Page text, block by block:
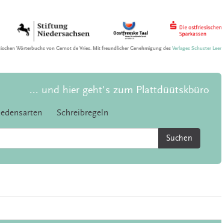
Wörterbuchs von Gernot de Vries. Mit freundlicher Genehmigung desVerlages Schuster Leer
... und hier geht's zum Plattdüütskbüro
Schreibregeln
Suchen